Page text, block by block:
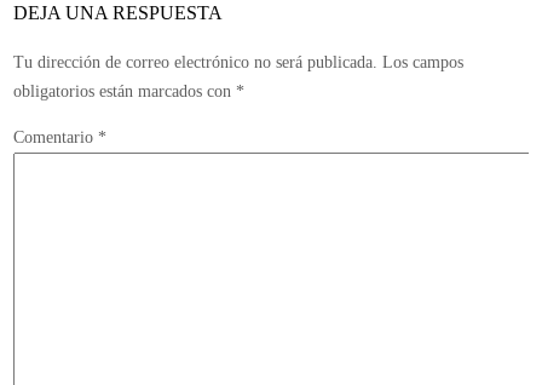
los
jugadores
DEJA UNA RESPUESTA
Tu dirección de correo electrónico no será publicada. Los campos
obligatorios están marcados con *
Comentario *